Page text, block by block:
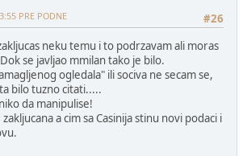
#26
PRE PODNE
neku temu i to podrzavam ali moras
se javljao mmilan tako je bilo.
ogledala" ili sociva ne secam se,
bilo tuzno citati.....
da manipulise!
a cim sa Casinija stinu novi podaci i